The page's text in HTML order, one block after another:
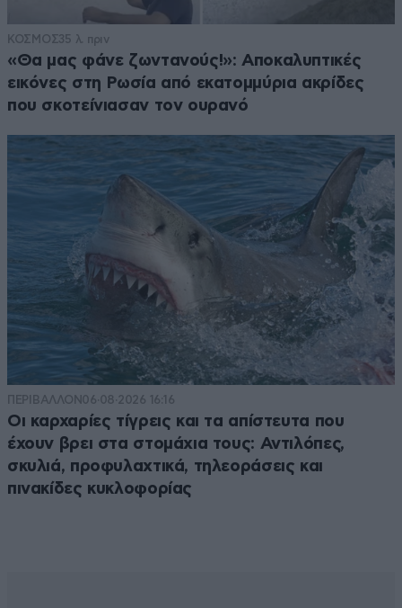
ΚΟΣΜΟΣ35 λ. πριν
«Θα μας φάνε ζωντανούς!»: Αποκαλυπτικές
εικόνες στη Ρωσία από εκατομμύρια ακρίδες
που σκοτείνιασαν τον ουρανό
ΠΕΡΙΒΑΛΛΟΝ 06·08·2026 16:16
Οι καρχαρίες τίγρεις και τα απίστευτα που
έχουν βρει στα στομάχια τους: Αντιλόπες,
σκυλιά, προφυλαχτικά, τηλεοράσεις και
πινακίδες κυκλοφορίας